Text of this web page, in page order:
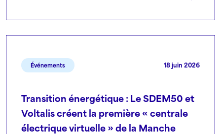
Événements 18 juin 2026
Transition énergétique : Le SDEM50 et
Voltalis créent la première « centrale
électrique virtuelle » de la Manche